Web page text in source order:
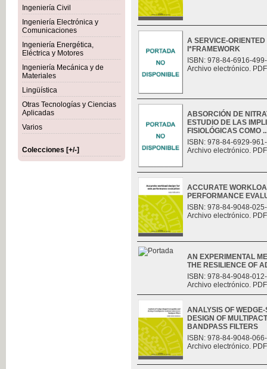
Ingeniería Civil
Ingeniería Electrónica y
Comunicaciones
Ingeniería Energética,
Eléctrica y Motores
Ingeniería Mecánica y de
Materiales
Lingüística
Otras Tecnologías y Ciencias
Aplicadas
Varios
Colecciones [+/-]
A SERVICE-
I*FRAMEWORK
ISBN: 978-84-6916-
Archivo electrónico.
ABSORCIÓN DE
ESTUDIO DE LAS
FISIOLÓGICAS COMO
ISBN: 978-84-6929-
Archivo electrónico.
ACCURATE
PERFORMANCE
ISBN: 978-84-9048-
Archivo electrónico.
AN EXPERIMENTAL
THE RESILIENCE OF
ISBN: 978-84-9048-
Archivo electrónico.
ANALYSIS OF
DESIGN OF
BANDPASS FILTERS
ISBN: 978-84-9048-
Archivo electrónico.